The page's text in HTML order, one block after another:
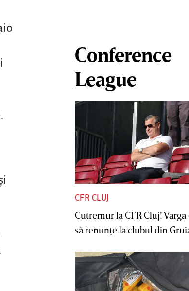
Conference
League
CFR CLUJ
Cutremur la CFR Cluj! Varga
să renunţe la clubul din